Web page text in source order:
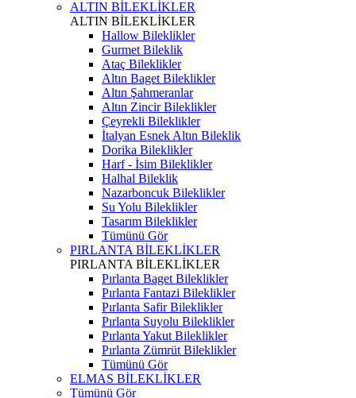
ALTIN BİLEKLİKLER
ALTIN BİLEKLİKLER
Hallow Bileklikler
Gurmet Bileklik
Ataç Bileklikler
Altın Baget Bileklikler
Altın Şahmeranlar
Altın Zincir Bileklikler
Çeyrekli Bileklikler
İtalyan Esnek Altın Bileklik
Dorika Bileklikler
Harf - İsim Bileklikler
Halhal Bileklik
Nazarboncuk Bileklikler
Su Yolu Bileklikler
Tasarım Bileklikler
Tümünü Gör
PIRLANTA BİLEKLİKLER
PIRLANTA BİLEKLİKLER
Pırlanta Baget Bileklikler
Pırlanta Fantazi Bileklikler
Pırlanta Safir Bileklikler
Pırlanta Suyolu Bileklikler
Pırlanta Yakut Bileklikler
Pırlanta Zümrüt Bileklikler
Tümünü Gör
ELMAS BİLEKLİKLER
Tümünü Gör